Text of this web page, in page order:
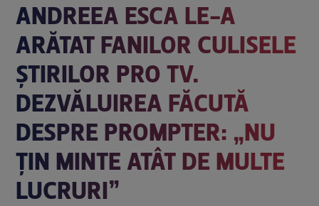
ANDREEA ESCA LE-A
ARĂTAT FANILOR CULISELE
ȘTIRILOR PRO TV.
DEZVĂLUIREA FĂCUTĂ
DESPRE PROMPTER: „NU
ȚIN MINTE ATÂT DE MULTE
LUCRURI”